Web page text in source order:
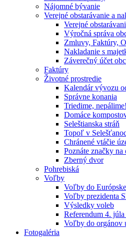
Nájomné bývanie
Verejné obstarávanie a
Verejné
Výročná správa
Zmluvy, Faktúry,
Nakladanie s
Záverečný účet
Faktúry
Životné prostredie
Kalendár vývozu
Správne konania
Triedime, nepálime!
Domáce
Seleštianska stráň
Topoľ v
Chránené vtáčie
Poznáte značky na
Zberný dvor
Pohrebiská
Voľby
Voľby do
Voľby prezidenta
Výsledky voleb
Referendum 4.
Voľby do orgánov
Fotogaléria